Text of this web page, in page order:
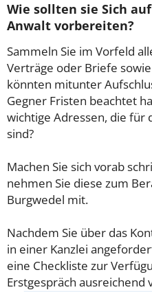
Wie sollten sie Sich
Anwalt vorbereiten?
Sammeln Sie im Vorfeld
Verträge oder Briefe
könnten mitunter
Gegner Fristen beachtet
wichtige Adressen, die für
sind?
Machen Sie sich vorab
nehmen Sie diese zum
Burgwedel mit.
Nachdem Sie über das
in einer Kanzlei
eine Checkliste zur
Erstgespräch